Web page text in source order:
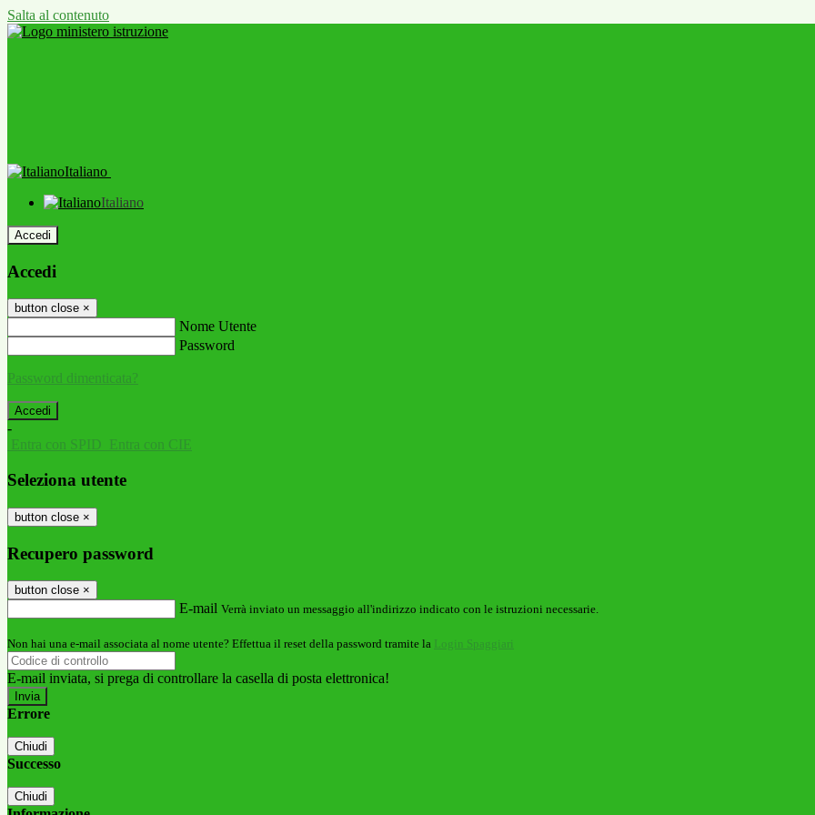
Salta al contenuto
Italiano
Italiano
Accedi
Accedi
button close ×
Nome Utente
Password
Password dimenticata?
-
Entra con SPID Entra con CIE
Seleziona utente
button close ×
Recupero password
button close ×
E-mail Verrà inviato un messaggio all'indirizzo indicato con le istruzioni necessarie.
Non hai una e-mail associata al nome utente? Effettua il reset della password tramite la Login Spaggiari
E-mail inviata, si prega di controllare la casella di posta elettronica!
Errore
Chiudi
Successo
Chiudi